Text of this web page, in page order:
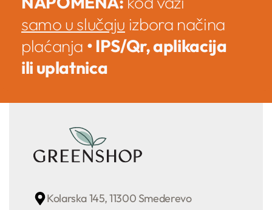
samo u slučaju izbora načina
plaćanja • IPS/Qr, aplikacija
ili uplatnica
Kolarska 145, 11300 Smederevo